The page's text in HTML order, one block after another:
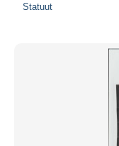
Statuut